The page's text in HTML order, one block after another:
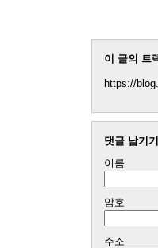
이 글의 트
https://
댓글 남기기
이름
암호
주소